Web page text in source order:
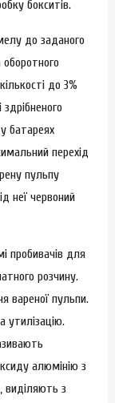
бокситів.
до заданого
до 3%
батареях
перехід
пульпу
неї червоний
пробивачів для
розчину.
вареної пульпи.
утилізацію.
алюмінію з
виділяють з